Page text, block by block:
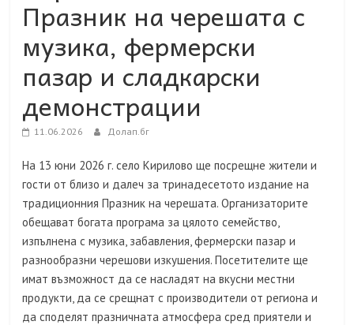
Празник на черешата с
музика, фермерски
пазар и сладкарски
демонстрации
11.06.2026 Долап.бг
На 13 юни 2026 г. село Кирилово ще посрещне жители и
гости от близо и далеч за тринадесетото издание на
традиционния Празник на черешата. Организаторите
обещават богата програма за цялото семейство,
изпълнена с музика, забавления, фермерски пазар и
разнообразни черешови изкушения. Посетителите ще
имат възможност да се насладят на вкусни местни
продукти, да се срещнат с производители от региона и
да споделят празничната атмосфера сред приятели и